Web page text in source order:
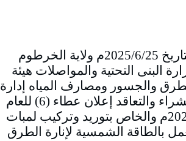
التاريخ 2025/6/25م ولاية الخرطوم
البنى التحتية والمواصلات هيئة
والجسور ومصارف المياه إدارة
الشراء والتعاقد إعلان عطاء (6) للعام
2025م والخاص بتوريد وتركيب لمبات
بالطاقة الشمسية لإنارة الطرق